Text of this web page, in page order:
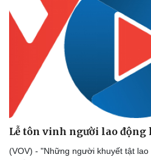
Lễ tôn vinh người lao động
(VOV) - "Những người khuyết tật